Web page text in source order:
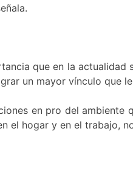
que en la
un mayor vínculo que
en pro del
el hogar y en el trabajo,